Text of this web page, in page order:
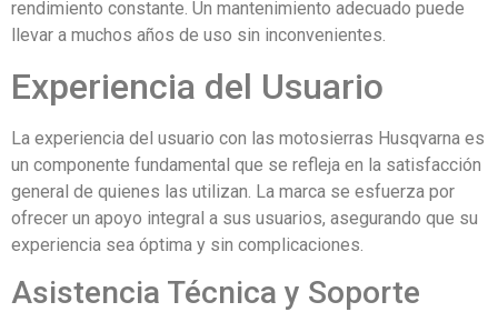
rendimiento constante. Un mantenimiento adecuado puede
llevar a muchos años de uso sin inconvenientes.
Experiencia del Usuario
La experiencia del usuario con las motosierras Husqvarna es
un componente fundamental que se refleja en la satisfacción
general de quienes las utilizan. La marca se esfuerza por
ofrecer un apoyo integral a sus usuarios, asegurando que su
experiencia sea óptima y sin complicaciones.
Asistencia Técnica y Soporte